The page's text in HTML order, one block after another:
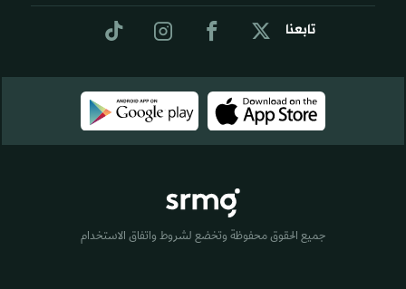
تابعنا
جميع الحقوق محفوظة وتخضع لشروط واتفاق الاستخدام